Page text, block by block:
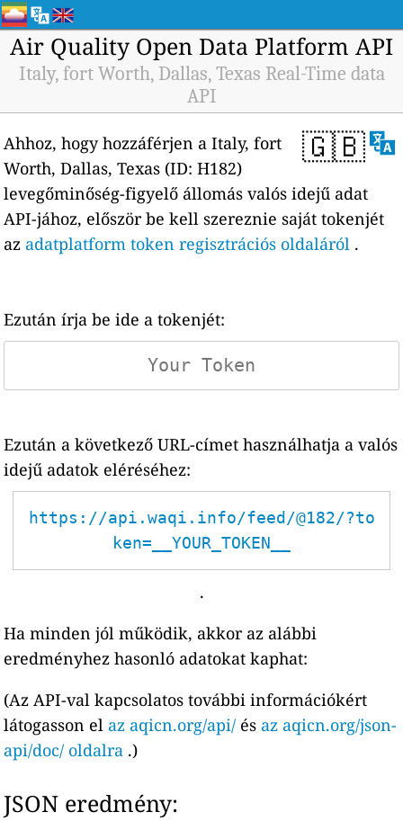
Air Quality Open Data Platform API
Italy, fort Worth, Dallas, Texas Real-Time data
API
🇬🇧
Ahhoz, hogy hozzáférjen a Italy, fort
Worth, Dallas, Texas (ID: H182)
levegőminőség-figyelő állomás valós idejű adat
API-jához, először be kell szereznie saját tokenjét
az adatplatform token regisztrációs oldaláról .
Ezután írja be ide a tokenjét:
Ezután a következő URL-címet használhatja a valós
idejű adatok eléréséhez:
https://api.waqi.info/feed/@182/?to
ken=__YOUR_TOKEN__
.
Ha minden jól működik, akkor az alábbi
eredményhez hasonló adatokat kaphat:
(Az API-val kapcsolatos további információkért
látogasson el az aqicn.org/api/ és az aqicn.org/json-
api/doc/ oldalra .)
JSON eredmény: